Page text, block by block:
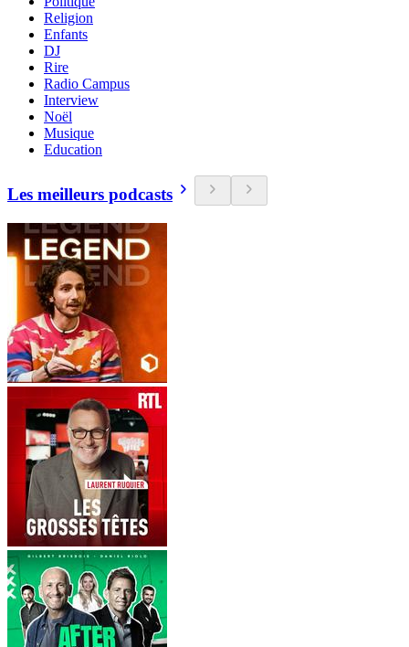
Religion
Enfants
DJ
Rire
Radio Campus
Interview
Noël
Musique
Education
Les meilleurs podcasts